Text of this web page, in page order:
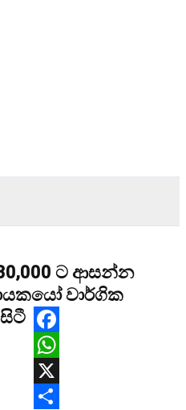
ට ආසන්න
වාර්ගික
Facebook
WhatsApp
X